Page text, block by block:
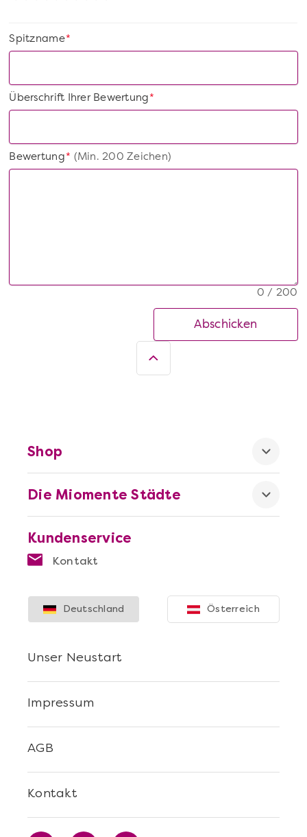
*
Spitzname
*
Überschrift Ihrer Bewertung
*
Bewertung(Min. 200 Zeichen)
0 / 200
Abschicken
Kundenservice
Kontakt
Die Miomente Städte
Shop
Kontakt
AGB
Impressum
Unser Neustart
Deutschland Österreich